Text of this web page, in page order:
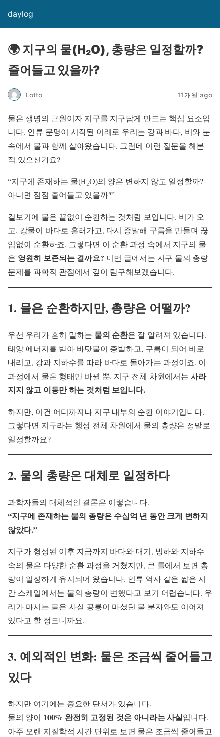
daylog
🌍 지구의 물(H₂O), 총량은 일정할까?
줄어들고 있을까?
Lotto 11개월 ago
물은 생명의 근원이자 지구를 지구답게 만드는 핵심 요소입
니다. 인류 문명이 시작된 이래로 우리는 강과 바다, 비와 눈
속에서 물과 함께 살아왔습니다. 그런데 이런 질문을 해본
적 있으신가요?
“지구에 존재하는 물(H₂O)의 양은 변하지 않고 일정할까?
아니면 점점 줄어들고 있을까?”
겉보기에 물은 끝없이 순환하는 것처럼 보입니다. 비가 오
고, 강물이 바다로 흘러가고, 다시 증발해 구름을 만들며 끊
임없이 순환하죠. 그렇다면 이 순환 과정 속에서 지구의 물
은 영원히 보존되는 걸까요? 이번 글에서는 지구 물의 총량
문제를 과학적 관점에서 깊이 탐구해보겠습니다.
1. 물은 순환하지만, 총량은 어떨까?
우선 우리가 흔히 말하는 물의 순환은 잘 알려져 있습니다.
태양 에너지를 받아 바닷물이 증발하고, 구름이 되어 비로
내리고, 강과 지하수를 따라 바다로 돌아가는 과정이죠. 이
과정에서 물은 형태만 바뀔 뿐, 지구 전체 차원에서는 사라
지지 않고 이동만 하는 것처럼 보입니다.
하지만, 이건 어디까지나 지구 내부의 순환 이야기입니다.
그렇다면 지구라는 행성 전체 차원에서 물의 총량은 정말로
일정할까요?
2. 물의 총량은 대체로 일정하다
과학자들의 대체적인 결론은 이렇습니다.
“지구에 존재하는 물의 총량은 수십억 년 동안 크게 변하지
않았다.”
지구가 형성된 이후 지금까지 바다와 대기, 빙하와 지하수
속의 물은 다양한 순환 과정을 거쳤지만, 큰 틀에서 보면 총
량이 일정하게 유지되어 왔습니다. 인류 역사 같은 짧은 시
간 스케일에서는 물의 총량이 변했다고 보기 어렵습니다. 우
리가 마시는 물은 사실 공룡이 마셨던 물 분자와도 이어져
있다고 할 정도니까요.
3. 예외적인 변화: 물은 조금씩 줄어들고
있다
하지만 여기에는 중요한 단서가 있습니다.
물의 양이 100% 완전히 고정된 것은 아니라는 사실입니다.
아주 오랜 지질학적 시간 단위로 보면 물은 조금씩 줄어들고